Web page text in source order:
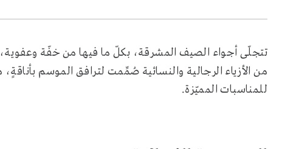
تتجلّى أجواء الصيف المشرقة، بكلّ ما فيها من خفّة
من الأزياء الرجالية والنسائية صُمِّمت لترافق الموسم
للمناسبات المميّزة.